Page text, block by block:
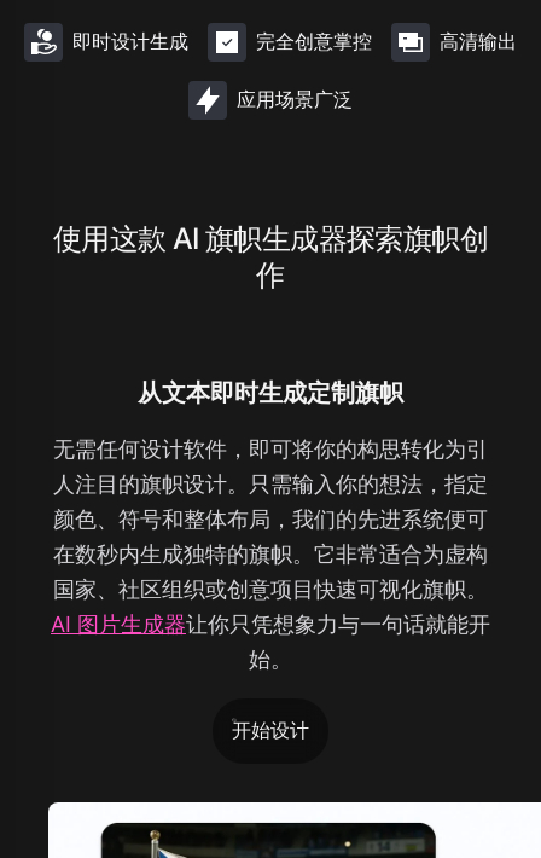
即时设计生成 完全创意掌控 高清输出
应用场景广泛
使用这款 AI 旗帜生成器探索旗帜创
作
从文本即时生成定制旗帜
无需任何设计软件，即可将你的构思转化为引
人注目的旗帜设计。只需输入你的想法，指定
颜色、符号和整体布局，我们的先进系统便可
在数秒内生成独特的旗帜。它非常适合为虚构
国家、社区组织或创意项目快速可视化旗帜。
AI 图片生成器让你只凭想象力与一句话就能开
始。
开始设计